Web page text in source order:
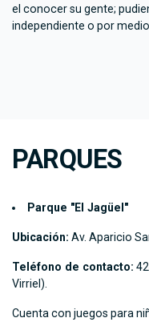
el conocer su gente;
independiente o por
PARQUES
Parque "El Jagüel"
Ubicación: Av. Aparicio
Teléfono de contacto:
Virriel).
Cuenta con juegos para